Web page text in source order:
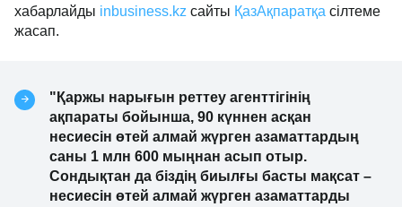
хабарлайды inbusiness.kz сайты ҚазАқпаратқа сілтеме
жасап.
"Қаржы нарығын реттеу агенттігінің
ақпараты бойынша, 90 күннен асқан
несиесін өтей алмай жүрген азаматтардың
саны 1 млн 600 мыңнан асып отыр.
Сондықтан да біздің биылғы басты мақсат –
несиесін өтей алмай жүрген азаматтарды